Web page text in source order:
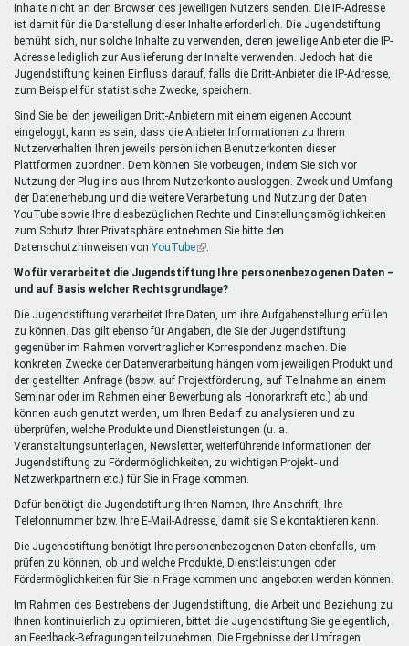
Inhalte nicht an den Browser des jeweiligen Nutzers senden. Die IP-Adresse
ist damit für die Darstellung dieser Inhalte erforderlich. Die Jugendstiftung
bemüht sich, nur solche Inhalte zu verwenden, deren jeweilige Anbieter die IP-
Adresse lediglich zur Auslieferung der Inhalte verwenden. Jedoch hat die
Jugendstiftung keinen Einfluss darauf, falls die Dritt-Anbieter die IP-Adresse,
zum Beispiel für statistische Zwecke, speichern.
Sind Sie bei den jeweiligen Dritt-Anbietern mit einem eigenen Account
eingeloggt, kann es sein, dass die Anbieter Informationen zu Ihrem
Nutzerverhalten Ihren jeweils persönlichen Benutzerkonten dieser
Plattformen zuordnen. Dem können Sie vorbeugen, indem Sie sich vor
Nutzung der Plug-ins aus Ihrem Nutzerkonto ausloggen. Zweck und Umfang
der Datenerhebung und die weitere Verarbeitung und Nutzung der Daten
YouTube sowie Ihre diesbezüglichen Rechte und Einstellungsmöglichkeiten
zum Schutz Ihrer Privatsphäre entnehmen Sie bitte den
Datenschutzhinweisen von YouTube(Link
extern)
Wofür verarbeitet die Jugendstiftung Ihre personenbezogenen Daten –
und auf Basis welcher Rechtsgrundlage?
Die Jugendstiftung verarbeitet Ihre Daten, um ihre Aufgabenstellung erfüllen
zu können. Das gilt ebenso für Angaben, die Sie der Jugendstiftung
gegenüber im Rahmen vorvertraglicher Korrespondenz machen. Die
konkreten Zwecke der Datenverarbeitung hängen vom jeweiligen Produkt und
der gestellten Anfrage (bspw. auf Projektförderung, auf Teilnahme an einem
Seminar oder im Rahmen einer Bewerbung als Honorarkraft etc.) ab und
können auch genutzt werden, um Ihren Bedarf zu analysieren und zu
überprüfen, welche Produkte und Dienstleistungen (u. a.
Veranstaltungsunterlagen, Newsletter, weiterführende Informationen der
Jugendstiftung zu Fördermöglichkeiten, zu wichtigen Projekt- und
Netzwerkpartnern etc.) für Sie in Frage kommen.
Dafür benötigt die Jugendstiftung Ihren Namen, Ihre Anschrift, Ihre
Telefonnummer bzw. Ihre E-Mail-Adresse, damit sie Sie kontaktieren kann.
Die Jugendstiftung benötigt Ihre personenbezogenen Daten ebenfalls, um
prüfen zu können, ob und welche Produkte, Dienstleistungen oder
Fördermöglichkeiten für Sie in Frage kommen und angeboten werden können.
Im Rahmen des Bestrebens der Jugendstiftung, die Arbeit und Beziehung zu
Ihnen kontinuierlich zu optimieren, bittet die Jugendstiftung Sie gelegentlich,
an Feedback-Befragungen teilzunehmen. Die Ergebnisse der Umfragen